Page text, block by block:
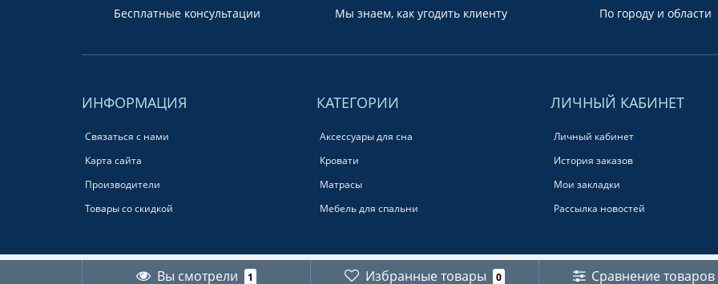
Бесплатные консультации Мы знаем, как угодить клиенту По городу и области
ИНФОРМАЦИЯ
Связаться с нами
Карта сайта
Производители
Товары со скидкой
КАТЕГОРИИ
Аксессуары для сна
Кровати
Матрасы
Мебель для спальни
ЛИЧНЫЙ КАБИНЕТ
Личный кабинет
История заказов
Мои закладки
Рассылка новостей
Вы смотрели 1 Избранные товары 0 Сравнение товаров